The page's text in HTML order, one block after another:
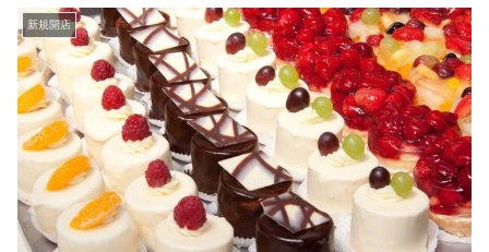
新規開店